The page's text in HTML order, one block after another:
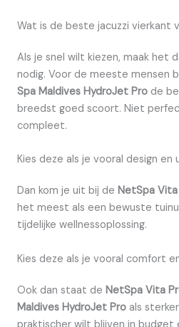
Wat is de beste jacuzzi vierkant
Als je snel wilt kiezen, maak het
nodig. Voor de meeste mensen
Spa Maldives HydroJet Pro de
breedst goed scoort. Niet
compleet.
Kies deze als je vooral design en
Dan kom je uit bij de NetSpa
het meest als een bewuste
tijdelijke wellnessoplossing.
Kies deze als je vooral comfort
Ook dan staat de NetSpa Vita
Maldives HydroJet Pro als
praktischer wilt blijven in budget